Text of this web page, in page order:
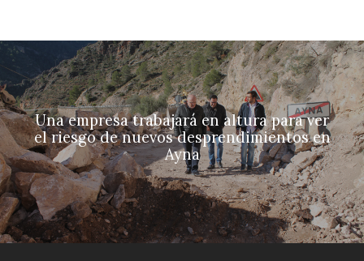
Una empresa trabajará en altura para ver
el riesgo de nuevos desprendimientos en
Ayna